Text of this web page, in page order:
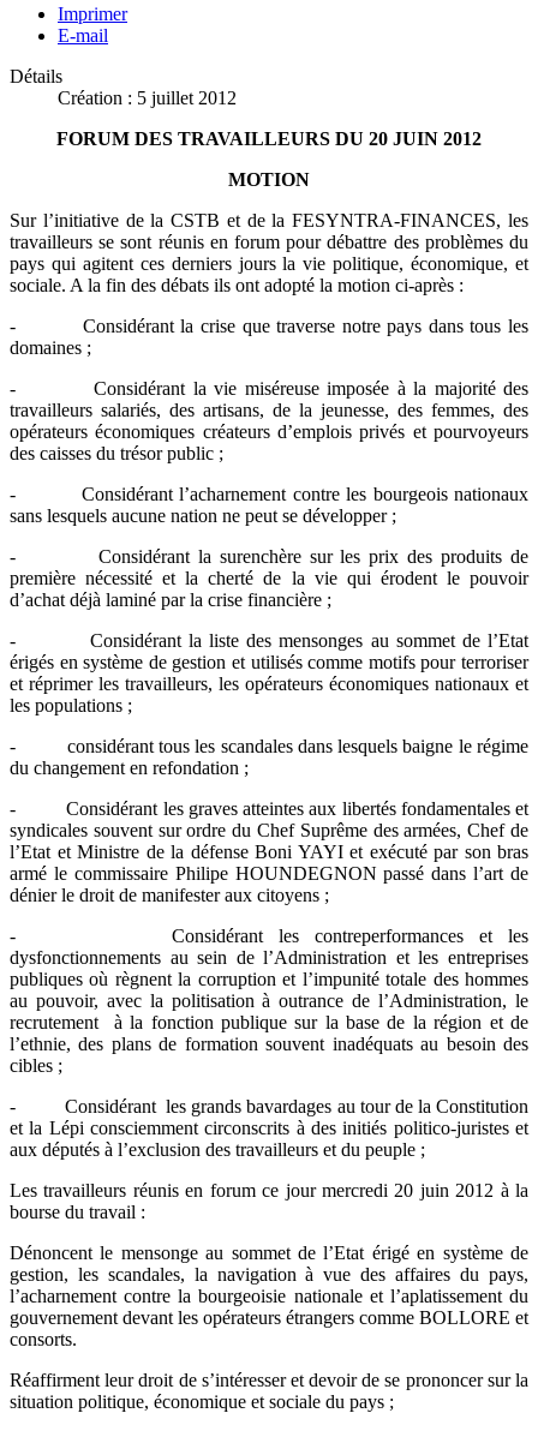
Imprimer
E-mail
Détails
Création : 5 juillet 2012
FORUM DES TRAVAILLEURS DU 20 JUIN 2012
MOTION
Sur l’initiative de la CSTB et de la FESYNTRA-FINANCES, les
travailleurs se sont réunis en forum pour débattre des problèmes du
pays qui agitent ces derniers jours la vie politique, économique, et
sociale. A la fin des débats ils ont adopté la motion ci-après :
- Considérant la crise que traverse notre pays dans tous les
domaines ;
- Considérant la vie miséreuse imposée à la majorité des
travailleurs salariés, des artisans, de la jeunesse, des femmes, des
opérateurs économiques créateurs d’emplois privés et pourvoyeurs
des caisses du trésor public ;
- Considérant l’acharnement contre les bourgeois nationaux
sans lesquels aucune nation ne peut se développer ;
- Considérant la surenchère sur les prix des produits de
première nécessité et la cherté de la vie qui érodent le pouvoir
d’achat déjà laminé par la crise financière ;
- Considérant la liste des mensonges au sommet de l’Etat
érigés en système de gestion et utilisés comme motifs pour terroriser
et réprimer les travailleurs, les opérateurs économiques nationaux et
les populations ;
- considérant tous les scandales dans lesquels baigne le régime
du changement en refondation ;
- Considérant les graves atteintes aux libertés fondamentales et
syndicales souvent sur ordre du Chef Suprême des armées, Chef de
l’Etat et Ministre de la défense Boni YAYI et exécuté par son bras
armé le commissaire Philipe HOUNDEGNON passé dans l’art de
dénier le droit de manifester aux citoyens ;
- Considérant les contreperformances et les
dysfonctionnements au sein de l’Administration et les entreprises
publiques où règnent la corruption et l’impunité totale des hommes
au pouvoir, avec la politisation à outrance de l’Administration, le
recrutement à la fonction publique sur la base de la région et de
l’ethnie, des plans de formation souvent inadéquats au besoin des
cibles ;
- Considérant les grands bavardages au tour de la Constitution
et la Lépi consciemment circonscrits à des initiés politico-juristes et
aux députés à l’exclusion des travailleurs et du peuple ;
Les travailleurs réunis en forum ce jour mercredi 20 juin 2012 à la
bourse du travail :
Dénoncent le mensonge au sommet de l’Etat érigé en système de
gestion, les scandales, la navigation à vue des affaires du pays,
l’acharnement contre la bourgeoisie nationale et l’aplatissement du
gouvernement devant les opérateurs étrangers comme BOLLORE et
consorts.
Réaffirment leur droit de s’intéresser et devoir de se prononcer sur la
situation politique, économique et sociale du pays ;